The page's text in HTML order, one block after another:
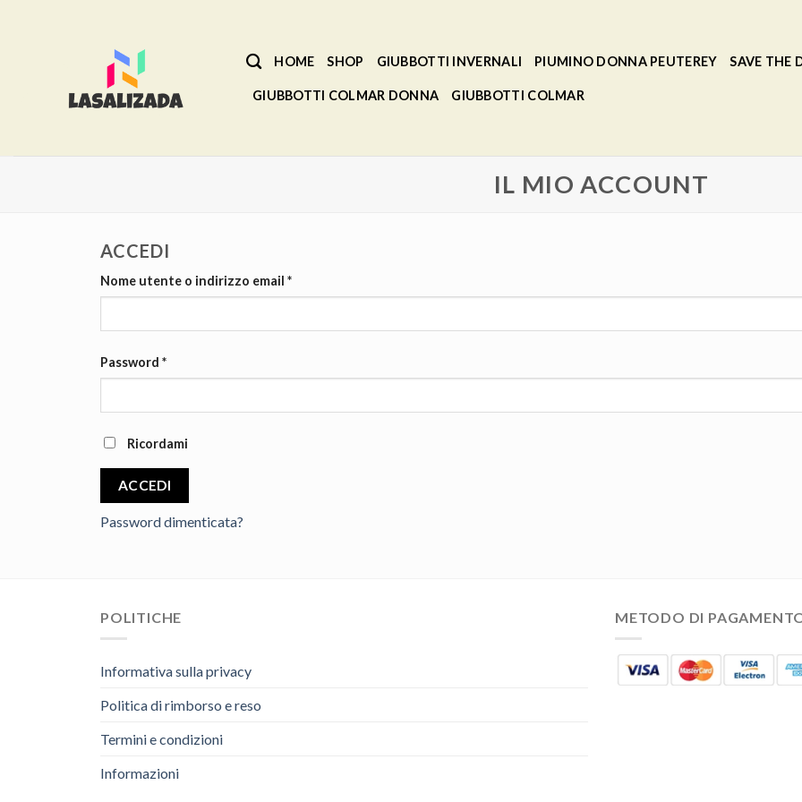
HOME SHOP GIUBBOTTI INVERNALI PIUMINO DONNA PEUTEREY SAVE THE
GIUBBOTTI COLMAR DONNA GIUBBOTTI COLMAR
IL MIO ACCOUNT
ACCEDI
Nome utente o indirizzo email *
Password *
Ricordami
ACCEDI
Password dimenticata?
POLITICHE
Informativa sulla privacy
Politica di rimborso e reso
Termini e condizioni
Informazioni
METODO DI